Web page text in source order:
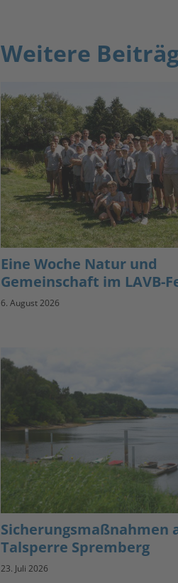
Weitere
Eine Woche Natur und
Gemeinschaft im LAVB-
6. August 2026
Sicherungsmaßnahmen
Talsperre Spremberg
23. Juli 2026